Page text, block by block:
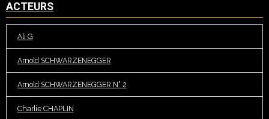
ACTEURS
Ali G
Arnold SCHWARZENEGGER
Arnold SCHWARZENEGGER N° 2
Charlie CHAPLIN